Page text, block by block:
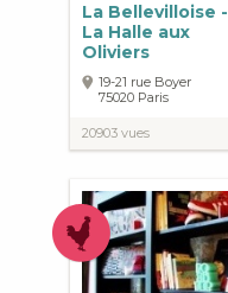
La Bellevilloise -
La Halle aux
Oliviers
19-21 rue Boyer
75020 Paris
20903 vues